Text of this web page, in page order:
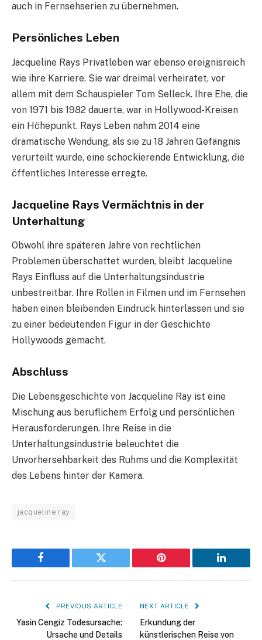
auch in Fernsehserien zu übernehmen.
Persönliches Leben
Jacqueline Rays Privatleben war ebenso ereignisreich
wie ihre Karriere. Sie war dreimal verheiratet, vor
allem mit dem Schauspieler Tom Selleck. Ihre Ehe, die
von 1971 bis 1982 dauerte, war in Hollywood-Kreisen
ein Höhepunkt. Rays Leben nahm 2014 eine
dramatische Wendung, als sie zu 18 Jahren Gefängnis
verurteilt wurde, eine schockierende Entwicklung, die
öffentliches Interesse erregte.
Jacqueline Rays Vermächtnis in der
Unterhaltung
Obwohl ihre späteren Jahre von rechtlichen
Problemen überschattet wurden, bleibt Jacqueline
Rays Einfluss auf die Unterhaltungsindustrie
unbestreitbar. Ihre Rollen in Filmen und im Fernsehen
haben einen bleibenden Eindruck hinterlassen und sie
zu einer bedeutenden Figur in der Geschichte
Hollywoods gemacht.
Abschluss
Die Lebensgeschichte von Jacqueline Ray ist eine
Mischung aus beruflichem Erfolg und persönlichen
Herausforderungen. Ihre Reise in die
Unterhaltungsindustrie beleuchtet die
Unvorhersehbarkeit des Ruhms und die Komplexität
des Lebens hinter der Kamera.
jacqueline ray
Facebook Twitter Pinterest LinkedIn
PREVIOUS ARTICLE
Yasin Cengiz Todesursache:
Ursache und Details
NEXT ARTICLE
Erkundung der
künstlerischen Reise von